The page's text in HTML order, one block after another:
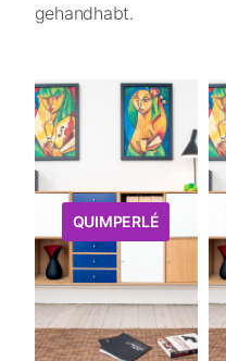
gehandhabt.
QUIMPERLÉ